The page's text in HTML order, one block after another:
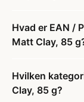
Hvad er EAN /
Matt Clay, 85
Hvilken
Clay, 85 g?